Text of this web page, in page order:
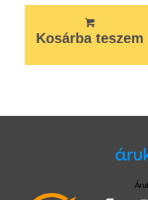
Kosárba teszem